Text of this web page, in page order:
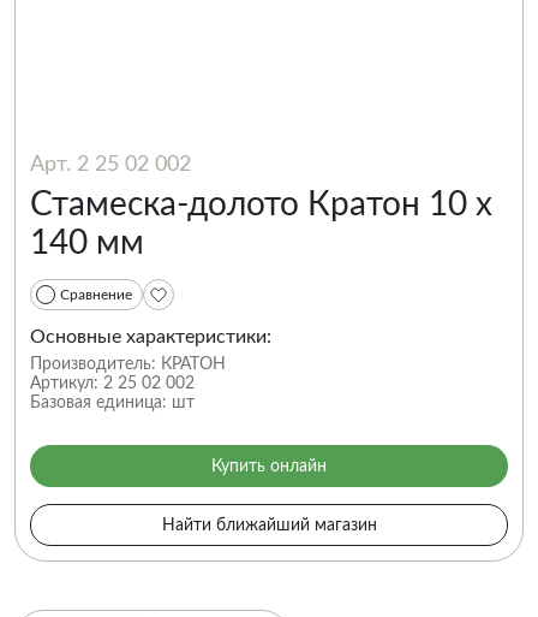
Арт. 2 25 02 002
Стамеска-долото Кратон 10 х
140 мм
Сравнение
Основные характеристики:
Производитель: КРАТОН
Артикул: 2 25 02 002
Базовая единица: шт
Купить онлайн
Найти ближайший магазин